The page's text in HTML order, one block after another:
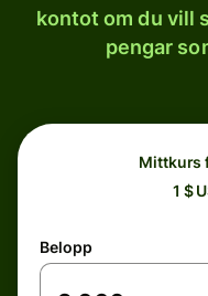
kontot om du vill
pengar
Mittkurs
1 $
Belopp